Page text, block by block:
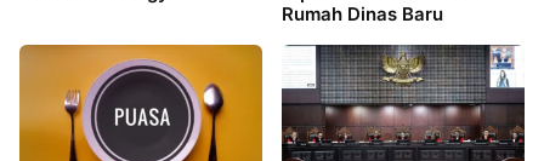
Rumah Dinas Baru